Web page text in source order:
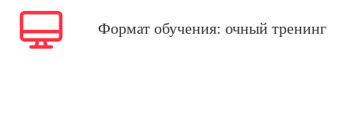
Формат обучения: очный тренинг